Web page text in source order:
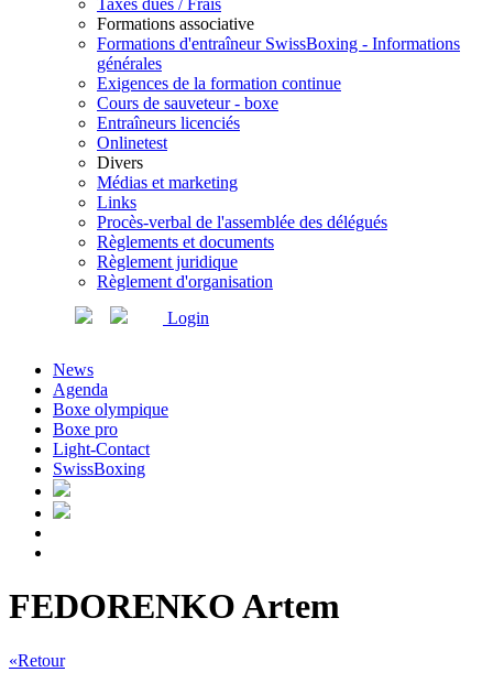
Taxes dues / Frais
Formations associative
Formations d'entraîneur SwissBoxing - Informations
générales
Exigences de la formation continue
Cours de sauveteur - boxe
Entraîneurs licenciés
Onlinetest
Divers
Médias et marketing
Links
Procès-verbal de l'assemblée des délégués
Règlements et documents
Règlement juridique
Règlement d'organisation
Login
News
Agenda
Boxe olympique
Boxe pro
Light-Contact
SwissBoxing
FEDORENKO Artem
«Retour